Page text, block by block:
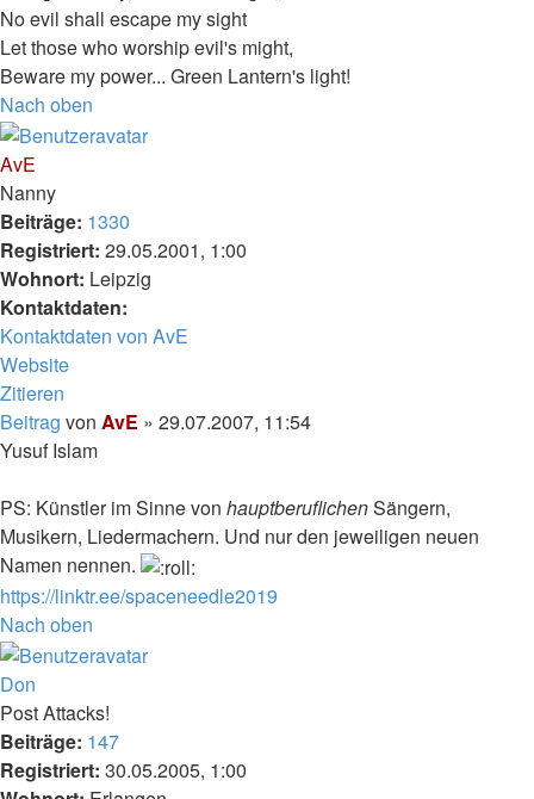
No evil shall escape my sight
Let those who worship evil's might,
Beware my power... Green Lantern's light!
Nach oben
AvE
Nanny
Beiträge: 1330
Registriert: 29.05.2001, 1:00
Wohnort: Leipzig
Kontaktdaten:
Kontaktdaten von AvE
Website
Zitieren
Beitrag von AvE » 29.07.2007, 11:54
Yusuf Islam
PS: Künstler im Sinne von hauptberuflichenSängern,
Musikern, Liedermachern. Und nur den jeweiligen neuen
Namen nennen.
https://linktr.ee/spaceneedle2019
Nach oben
Don
Post Attacks!
Beiträge: 147
Registriert: 30.05.2005, 1:00